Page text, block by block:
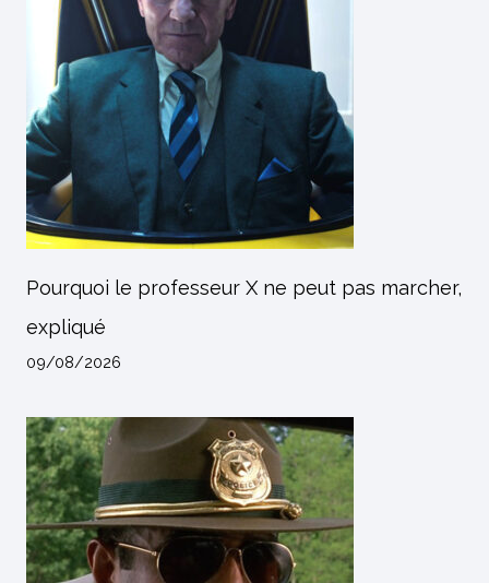
Pourquoi le professeur X ne peut pas marcher,
expliqué
09/08/2026